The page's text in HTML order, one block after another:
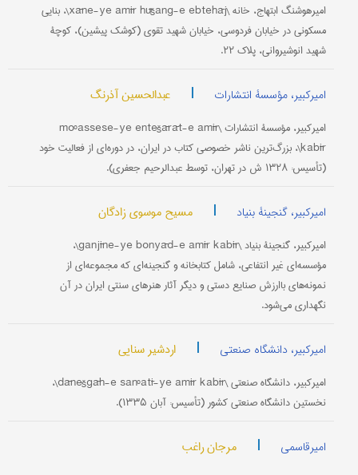
امیرهوشنگ ابتهاج، خانه \xāne-ye amīr hūšang-e ebtehāj\، بنایی
مسکونی در خیابان فردوسی، خیابان شهید تقوی (کوشک پیشین)، کوچۀ
شهید انوشیروانی، پلاک ۲۲.
امیرکبیر، مؤسسۀ انتشارات | عبدالحسین آذرنگ
امیرکبیر، مؤسسۀ انتشارات \moºassese-ye entešārāt-e amīr
kabīr\، بزرگ‌ترین ناشر خصوصی کتاب در ایران، در دوره‌ای از فعالیت خود
(تأسیس: ۱۳۲۸ ش در تهران، توسط عبدالرحیم جعفری).
امیرکبیر، گنجینۀ بنیاد | مسیح موسوی زادگان
امیرکبیر، گنجینۀ بنیاد \ganjīne-ye bonyād-e amīr kabīr\،
مؤسسه‌ای غیر انتفاعی، شامل کتابخانه و گنجینه‌ای که مجموعه‌ای از
نمونه‌های باارزش صنایع دستی و دیگر آثار هنرهای سنتی ایران در آن
نگهداری می‌شود.
امیرکبیر، دانشگاه صنعتی | اردشیر سنایی
امیرکبیر، دانشگاه صنعتی \dānešgāh-e sanºatī-ye amīr kabīr\،
نخستین دانشگاه صنعتی کشور (تأسیس: آبان ۱۳۳۵).
امیرقاسمی | مرجان راغب